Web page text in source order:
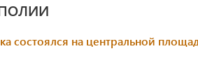
состоялся на центральной